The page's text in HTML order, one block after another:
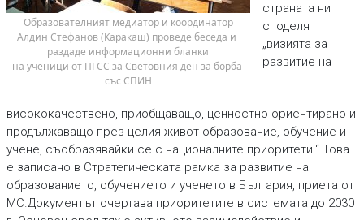
Алдин Стефанов (Каракаш) проведе беседа и
раздаде информационни бланки
на ученици от ПГСС за Световния ден за борба
със СПИН
страната ни
споделя
„визията за
развитие на
висококачествено, приобщаващо, ценностно ориентирано и
продължаващо през целия живот образование, обучение и
учене, съобразявайки се с националните приоритети.“ Това
е записано в Стратегическата рамка за развитие на
образованието, обучението и ученето в България, приета от
МС.Документът очертава приоритетите в системата до 2030